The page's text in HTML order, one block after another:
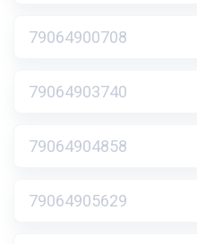
79064900708
79064903740
79064904858
79064905629